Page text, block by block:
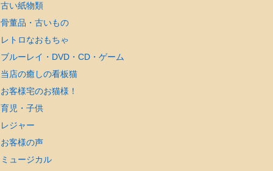
古い紙物類
骨董品・古いもの
レトロなおもちゃ
ブルーレイ・DVD・CD・ゲーム
当店の癒しの看板猫
お客様宅のお猫様！
育児・子供
レジャー
お客様の声
ミュージカル